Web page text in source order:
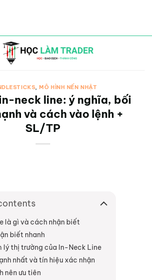
,MÔ HÌNH NẾN NHẬT
neck line: ý nghĩa, bối
và cách vào lệnh +
SL/TP
là gì và cách nhận biết
biết nhanh
lý thị trường của In-Neck Line
nhất và tín hiệu xác nhận
nên ưu tiên